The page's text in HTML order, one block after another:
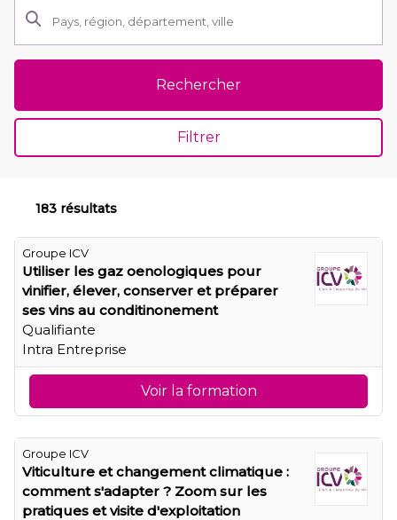
Rechercher
Filtrer
183 résultats
Groupe ICV
Utiliser les gaz oenologiques pour
vinifier, élever, conserver et préparer
ses vins au conditinonement
Qualifiante
Intra Entreprise
Voir la formation
Groupe ICV
Viticulture et changement climatique :
comment s'adapter ? Zoom sur les
pratiques et visite d'exploitation